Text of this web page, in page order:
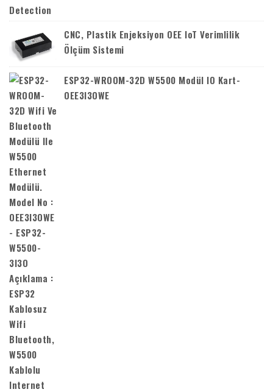
CNC, Plastik Enjeksiyon OEE IoT Verimlilik
Ölçüm Sistemi
ESP32-WROOM-32D W5500 Modül IO Kart-
OEE3I3OWE